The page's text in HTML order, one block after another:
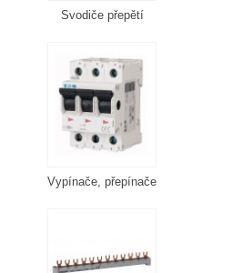
Svodiče přepětí
Vypínače, přepínače